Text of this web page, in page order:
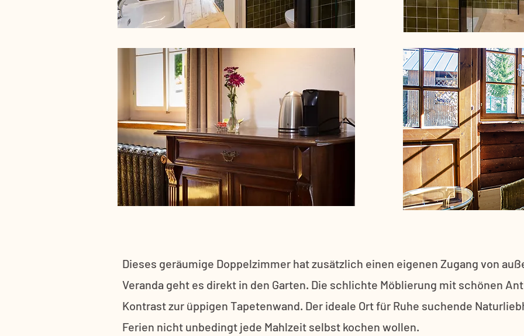
Dieses geräumige Doppelzimmer hat zusätzlich einen eigenen Zugang von
Veranda geht es direkt in den Garten. Die schlichte Möblierung mit schönen
Kontrast zur üppigen Tapetenwand. Der ideale Ort für Ruhe suchende
Ferien nicht unbedingt jede Mahlzeit selbst kochen wollen.